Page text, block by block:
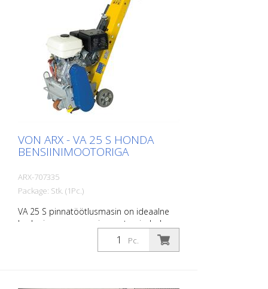
muudab FR 200 ideaalseks masinaks
kiireks ja mitmekülgseks tööks. See on
saadaval bensiini- või elektrilise masinana.
Külgfreesi ei tohi kasutada koos
põhitrumliga (kehtib ainult 1,5 kW mootori
puhul). Väga hästi tõestatud
märgistamisfirmade markeerimispoolt.
Töölaius: 200 mm
VON ARX - VA 25 S HONDA
BENSIINIMOOTORIGA
ARX-707335
Package: Stk. (1Pc.)
VA 25 S pinnatöötlusmasin on ideaalne
keskmise suurusega ja suurte pindade
vibratsioonisummutussüsteemi ja sujuvalt
Pc.